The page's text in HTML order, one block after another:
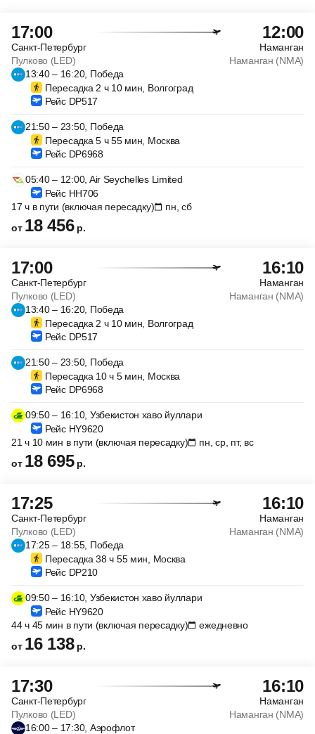
17:00 12:00
Санкт-Петербург
Наманган
Пулково (LED)
Наманган (NMA)
13:40 – 16:20, Победа
Пересадка 2 ч 10 мин, Волгоград
Рейс DP517
21:50 – 23:50, Победа
Пересадка 5 ч 55 мин, Москва
Рейс DP6968
05:40 – 12:00, Air Seychelles Limited
Рейс HH706
17 ч в пути (включая пересадку)
пн, сб
от 18 456 р.
17:00 16:10
Санкт-Петербург
Наманган
Пулково (LED)
Наманган (NMA)
13:40 – 16:20, Победа
Пересадка 2 ч 10 мин, Волгоград
Рейс DP517
21:50 – 23:50, Победа
Пересадка 10 ч 5 мин, Москва
Рейс DP6968
09:50 – 16:10, Узбекистон хаво йуллари
Рейс HY9620
21 ч 10 мин в пути (включая пересадку)
пн, ср, пт, вс
от 18 695 р.
17:25 16:10
Санкт-Петербург
Наманган
Пулково (LED)
Наманган (NMA)
17:25 – 18:55, Победа
Пересадка 38 ч 55 мин, Москва
Рейс DP210
09:50 – 16:10, Узбекистон хаво йуллари
Рейс HY9620
44 ч 45 мин в пути (включая пересадку)
ежедневно
от 16 138 р.
17:30 16:10
Санкт-Петербург
Наманган
Пулково (LED)
Наманган (NMA)
16:00 – 17:30, Аэрофлот